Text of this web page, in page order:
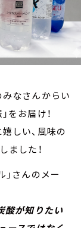
なさんからい
をお届け！
しい、風味の
ました！
さんのメー
酸が知りたい